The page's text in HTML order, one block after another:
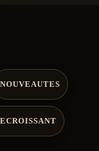
NOUVEAUTES